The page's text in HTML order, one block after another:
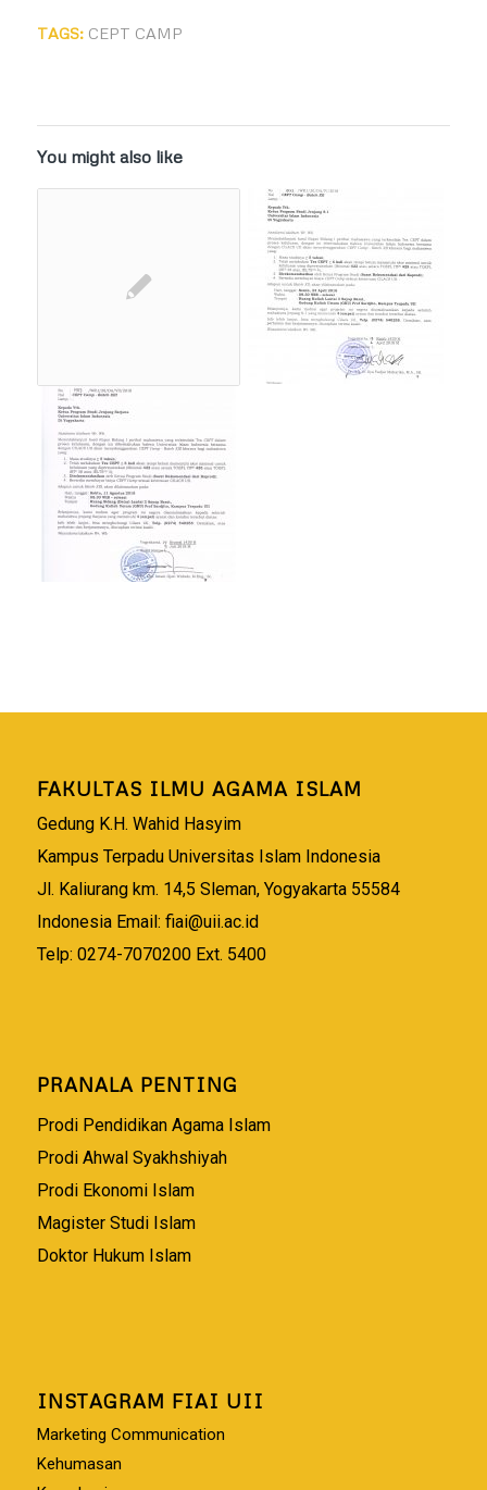
TAGS: CEPT CAMP
You might also like
FAKULTAS ILMU AGAMA ISLAM
Gedung K.H. Wahid Hasyim
Kampus Terpadu Universitas Islam Indonesia
Jl. Kaliurang km. 14,5 Sleman, Yogyakarta 55584
Indonesia Email: fiai@uii.ac.id
Telp: 0274-7070200 Ext. 5400
PRANALA PENTING
Prodi Pendidikan Agama Islam
Prodi Ahwal Syakhshiyah
Prodi Ekonomi Islam
Magister Studi Islam
Doktor Hukum Islam
INSTAGRAM FIAI UII
Marketing Communication
Kehumasan